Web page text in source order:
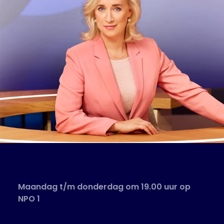
Maandag t/m donderdag om 19.00 uur op
NPO 1